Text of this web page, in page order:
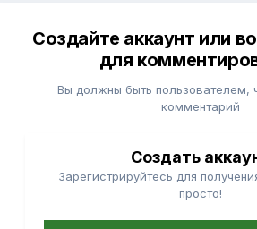
Создайте аккаунт или
для
Вы должны быть пользователем,
комментарий
Создать
Зарегистрируйтесь для
просто!